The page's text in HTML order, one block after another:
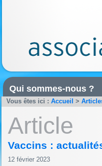
Qui sommes-nous ?
Vous êtes ici : Accueil >
Article
Vaccins :
12 février 2023